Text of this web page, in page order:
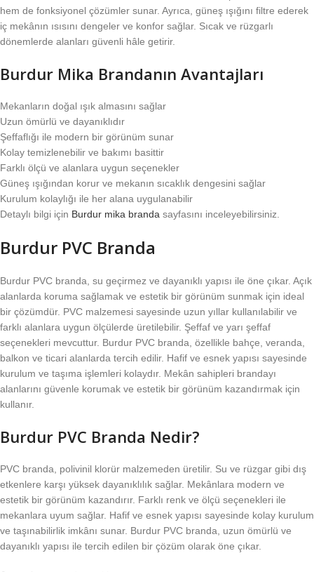
hem de fonksiyonel çözümler sunar. Ayrıca, güneş ışığını filtre ederek
iç mekânın ısısını dengeler ve konfor sağlar. Sıcak ve rüzgarlı
dönemlerde alanları güvenli hâle getirir.
Burdur Mika Brandanın Avantajları
Mekanların doğal ışık almasını sağlar
Uzun ömürlü ve dayanıklıdır
Şeffaflığı ile modern bir görünüm sunar
Kolay temizlenebilir ve bakımı basittir
Farklı ölçü ve alanlara uygun seçenekler
Güneş ışığından korur ve mekanın sıcaklık dengesini sağlar
Kurulum kolaylığı ile her alana uygulanabilir
Detaylı bilgi için Burdur mika branda sayfasını inceleyebilirsiniz.
Burdur PVC Branda
Burdur PVC branda, su geçirmez ve dayanıklı yapısı ile öne çıkar. Açık
alanlarda koruma sağlamak ve estetik bir görünüm sunmak için ideal
bir çözümdür. PVC malzemesi sayesinde uzun yıllar kullanılabilir ve
farklı alanlara uygun ölçülerde üretilebilir. Şeffaf ve yarı şeffaf
seçenekleri mevcuttur. Burdur PVC branda, özellikle bahçe, veranda,
balkon ve ticari alanlarda tercih edilir. Hafif ve esnek yapısı sayesinde
kurulum ve taşıma işlemleri kolaydır. Mekân sahipleri brandayı
alanlarını güvenle korumak ve estetik bir görünüm kazandırmak için
kullanır.
Burdur PVC Branda Nedir?
PVC branda, polivinil klorür malzemeden üretilir. Su ve rüzgar gibi dış
etkenlere karşı yüksek dayanıklılık sağlar. Mekânlara modern ve
estetik bir görünüm kazandırır. Farklı renk ve ölçü seçenekleri ile
mekanlara uyum sağlar. Hafif ve esnek yapısı sayesinde kolay kurulum
ve taşınabilirlik imkânı sunar. Burdur PVC branda, uzun ömürlü ve
dayanıklı yapısı ile tercih edilen bir çözüm olarak öne çıkar.